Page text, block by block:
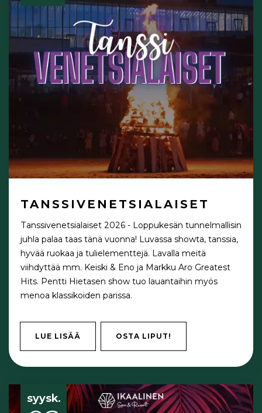
TANSSIVENETSIALAISET
Tanssivenetsialaiset 2026 - Loppukesän tunnelmallisin
juhla palaa taas tänä vuonna! Luvassa showta, tanssia,
hyvää ruokaa ja tulielementtejä. Lavalla meitä
viihdyttää mm. Keiski & Eno ja Markku Aro Greatest
Hits. Pentti Hietasen show tuo lauantaihin myös
menoa klassikoiden parissa.
LUE LISÄÄ OSTA LIPUT!
syysk.